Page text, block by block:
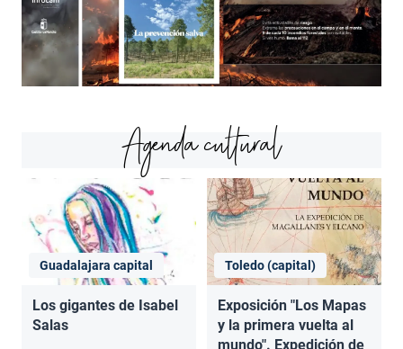
Agenda cultural
Guadalajara capital
Los gigantes de Isabel
Salas
Toledo (capital)
Exposición "Los Mapas
y la primera vuelta al
mundo". Expedición de